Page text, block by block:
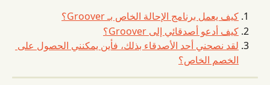
كيف يعمل برنامج الإحالة الخاص بـ Groover؟
كيف أدعو أصدقائي إلى Groover؟
لقد نصحني أحد الأصدقاء بذلك، فأين يمكنني الحصول على
الخصم الخاص؟